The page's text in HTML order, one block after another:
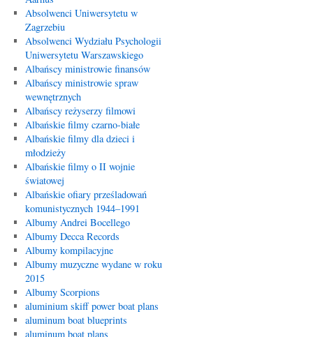
Absolwenci Uniwersytetu w
Zagrzebiu
Absolwenci Wydziału Psychologii
Uniwersytetu Warszawskiego
Albańscy ministrowie finansów
Albańscy ministrowie spraw
wewnętrznych
Albańscy reżyserzy filmowi
Albańskie filmy czarno-białe
Albańskie filmy dla dzieci i
młodzieży
Albańskie filmy o II wojnie
światowej
Albańskie ofiary prześladowań
komunistycznych 1944–1991
Albumy Andrei Bocellego
Albumy Decca Records
Albumy kompilacyjne
Albumy muzyczne wydane w roku
2015
Albumy Scorpions
aluminium skiff power boat plans
aluminum boat blueprints
aluminum boat plans